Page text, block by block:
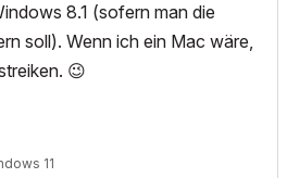
8.1 (sofern man die
soll). Wenn ich ein Mac wäre,
😉
11